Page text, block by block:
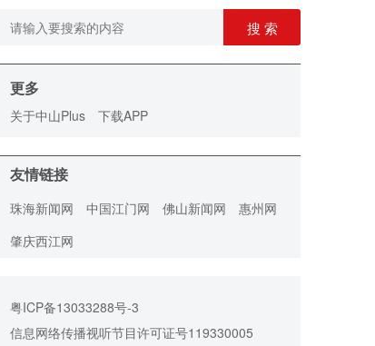
搜 索
更多
关于中山Plus 下载APP
友情链接
珠海新闻网 中国江门网 佛山新闻网
惠州网
肇庆西江网
粤ICP备13033288号-3
信息网络传播视听节目许可证号119330005